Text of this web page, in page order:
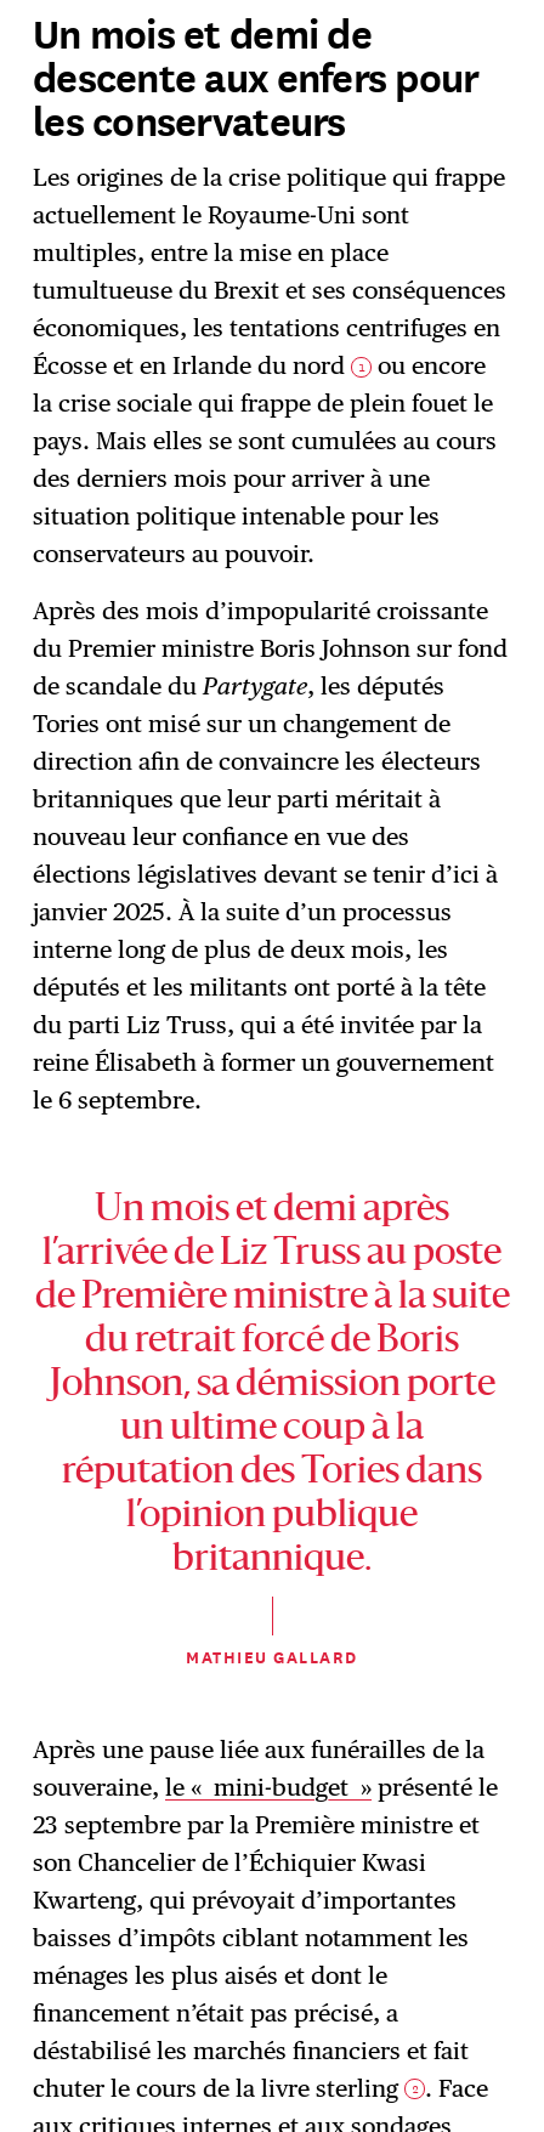
Un mois et demi de
descente aux enfers pour
les conservateurs
Les origines de la crise politique qui frappe
actuellement le Royaume-Uni sont
multiples, entre la mise en place
tumultueuse du Brexit et ses conséquences
économiques, les tentations centrifuges en
Écosse et en Irlande du nord 1
ou encore
la crise sociale qui frappe de plein fouet le
pays. Mais elles se sont cumulées au cours
des derniers mois pour arriver à une
situation politique intenable pour les
conservateurs au pouvoir.
Après des mois d’impopularité croissante
du Premier ministre Boris Johnson sur fond
de scandale duPartygate, les députés
Tories ont misé sur un changement de
direction afin de convaincre les électeurs
britanniques que leur parti méritait à
nouveau leur confiance en vue des
élections législatives devant se tenir d’ici à
janvier 2025. À la suite d’un processus
interne long de plus de deux mois, les
députés et les militants ont porté à la tête
du parti Liz Truss, qui a été invitée par la
reine Élisabeth à former un gouvernement
le 6 septembre.
Un mois et demi après
l’arrivée de Liz Truss au poste
de Première ministre à la suite
du retrait forcé de Boris
Johnson, sa démission porte
un ultime coup à la
réputation des Tories dans
l’opinion publique
britannique.
MATHIEU GALLARD
Après une pause liée aux funérailles de la
souveraine,le « mini-budget » présenté le
23 septembre par la Première ministre et
son Chancelier de l’Échiquier Kwasi
Kwarteng, qui prévoyait d’importantes
baisses d’impôts ciblant notamment les
ménages les plus aisés et dont le
financement n’était pas précisé, a
déstabilisé les marchés financiers et fait
chuter le cours de la livre sterling 2 . Face
aux critiques internes et aux sondages